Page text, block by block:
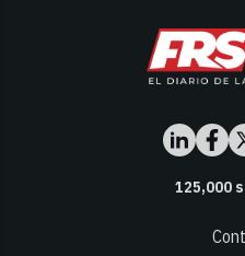
125,000